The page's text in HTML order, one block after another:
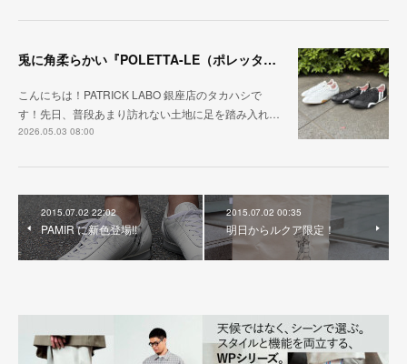
兎に角柔らかい『POLETTA-LE（ポレッタ・レザー）』
こんにちは！PATRICK LABO 銀座店のタカハシで
す！先日、普段あまり訪れない土地に足を踏み入れ…
2026.05.03 08:00
2015.07.02 22:02
PAMIR に新色登場!!
2015.07.02 00:35
明日からルクア限定！